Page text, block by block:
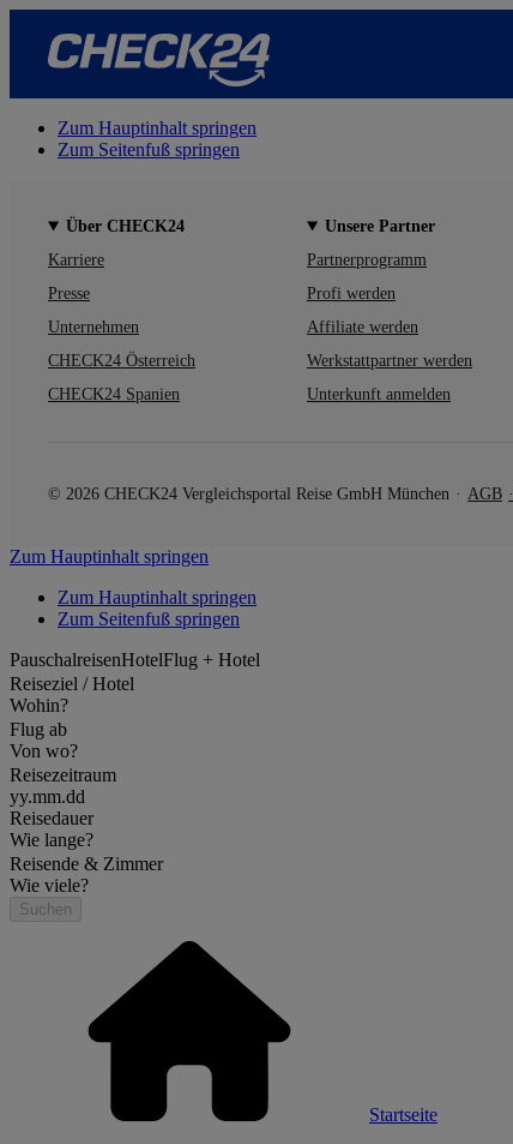
Zum Hauptinhalt springen
Zum Seitenfuß springen
Über CHECK24
Karriere
Presse
Unternehmen
CHECK24 Österreich
CHECK24 Spanien
Unsere Partner
Partnerprogramm
Profi werden
Affiliate werden
Werkstattpartner werden
Unterkunft anmelden
© 2026 CHECK24 Vergleichsportal Reise GmbH München AGB
Zum Hauptinhalt springen
Zum Hauptinhalt springen
Zum Seitenfuß springen
PauschalreisenHotelFlug + Hotel
Reiseziel / Hotel
Wohin?
Flug ab
Von wo?
Reisezeitraum
yy.mm.dd
Reisedauer
Wie lange?
Reisende & Zimmer
Wie viele?
Suchen
Startseite